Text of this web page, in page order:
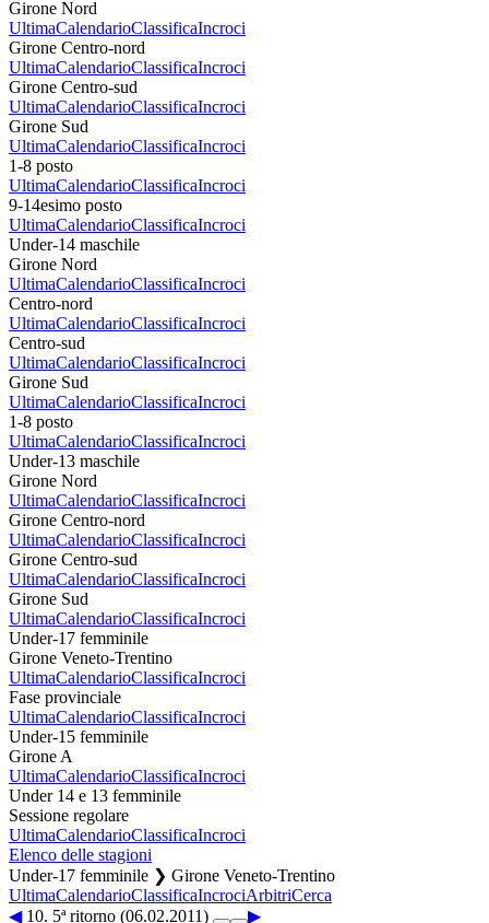
Girone Nord
UltimaCalendarioClassificaIncroci
Girone Centro-nord
UltimaCalendarioClassificaIncroci
Girone Centro-sud
UltimaCalendarioClassificaIncroci
Girone Sud
UltimaCalendarioClassificaIncroci
1-8 posto
UltimaCalendarioClassificaIncroci
9-14esimo posto
UltimaCalendarioClassificaIncroci
Under-14 maschile
Girone Nord
UltimaCalendarioClassificaIncroci
Centro-nord
UltimaCalendarioClassificaIncroci
Centro-sud
UltimaCalendarioClassificaIncroci
Girone Sud
UltimaCalendarioClassificaIncroci
1-8 posto
UltimaCalendarioClassificaIncroci
Under-13 maschile
Girone Nord
UltimaCalendarioClassificaIncroci
Girone Centro-nord
UltimaCalendarioClassificaIncroci
Girone Centro-sud
UltimaCalendarioClassificaIncroci
Girone Sud
UltimaCalendarioClassificaIncroci
Under-17 femminile
Girone Veneto-Trentino
UltimaCalendarioClassificaIncroci
Fase provinciale
UltimaCalendarioClassificaIncroci
Under-15 femminile
Girone A
UltimaCalendarioClassificaIncroci
Under 14 e 13 femminile
Sessione regolare
UltimaCalendarioClassificaIncroci
Elenco delle stagioni
Under-17 femminile ❯ Girone Veneto-Trentino
UltimaCalendarioClassificaIncrociArbitriCerca
◀10. 5ª ritorno (06.02.2011) ▶